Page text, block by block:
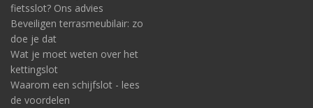
fietsslot? Ons advies
Beveiligen terrasmeubilair: zo
doe je dat
Wat je moet weten over het
kettingslot
Waarom een schijfslot - lees
de voordelen